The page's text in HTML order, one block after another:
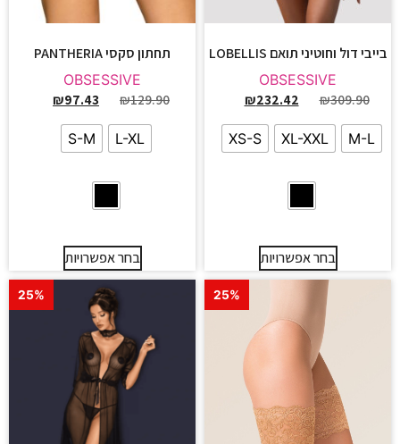
בייבי דול וחוטיני תואם LOBELLIS
OBSESSIVE
₪309.90
₪232.42
M-L
XL-XXL
XS-S
בחר אפשרויות
תחתון סקסי PANTHERIA
OBSESSIVE
₪129.90
₪97.43
L-XL
S-M
בחר אפשרויות
25%
25%